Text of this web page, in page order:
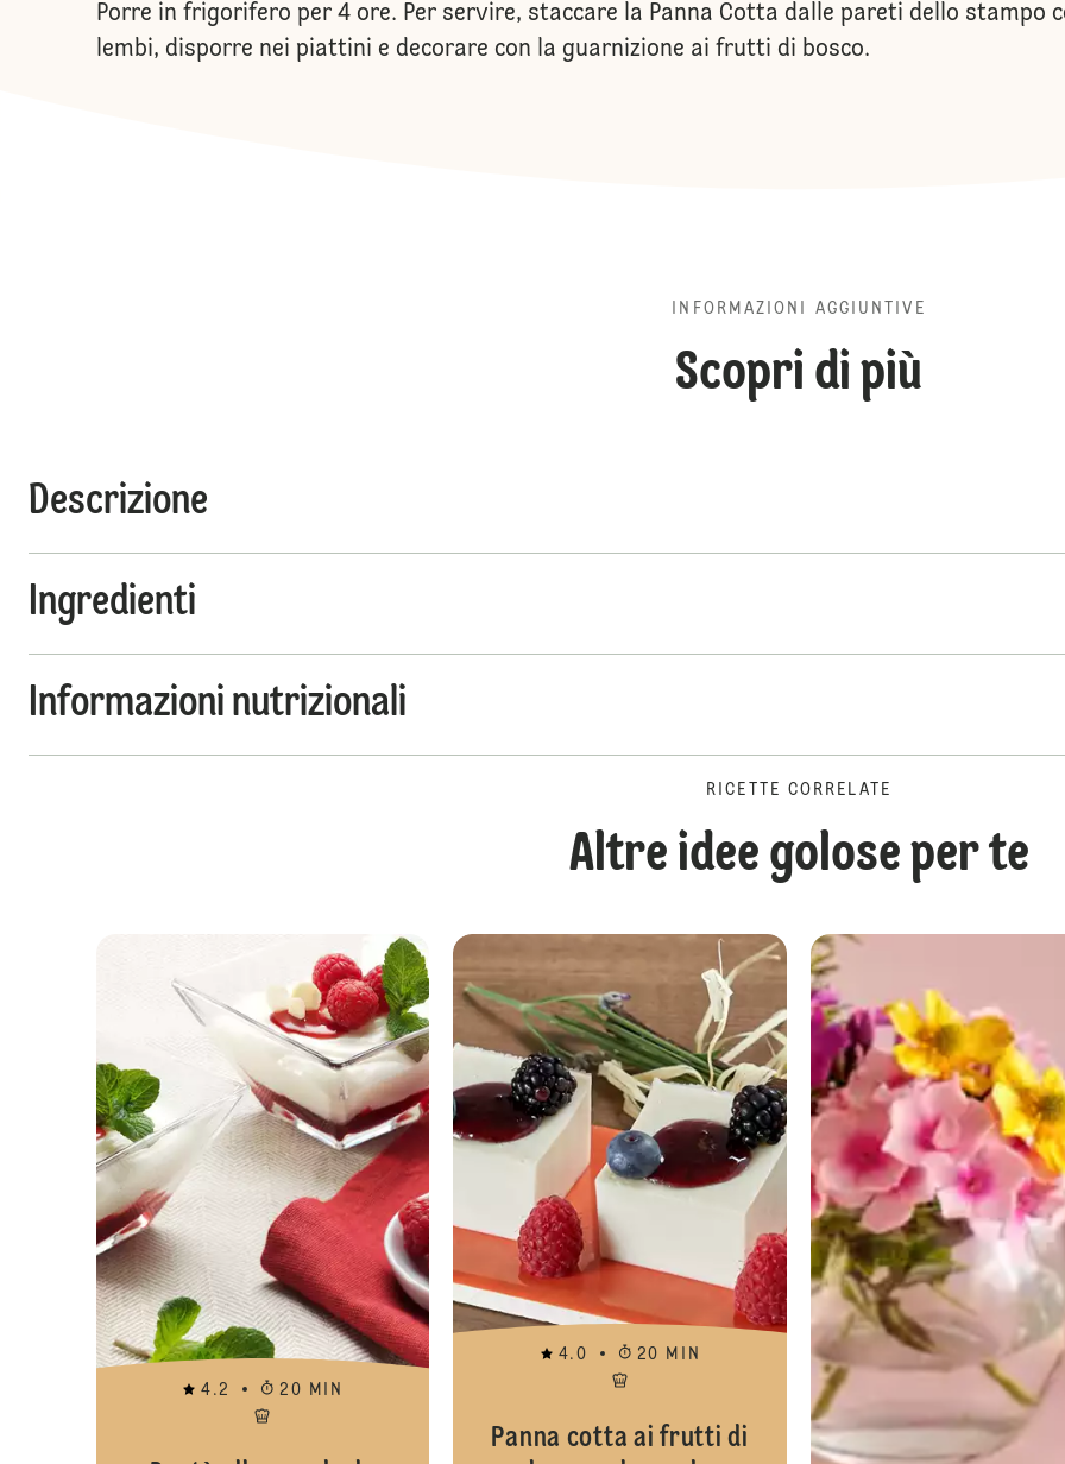
Porre in frigorifero per 4 ore. Per servire, staccare la Panna Cotta dalle pareti dello stampo
lembi, disporre nei piattini e decorare con la guarnizione ai frutti di bosco.
INFORMAZIONI AGGIUNTIVE
Scopri di più
Descrizione
Ingredienti
Informazioni nutrizionali
RICETTE CORRELATE
Altre idee golose per te
Bontà alle mandorle
4.2 20 MIN
4.0 20 MIN
Panna cotta ai frutti di